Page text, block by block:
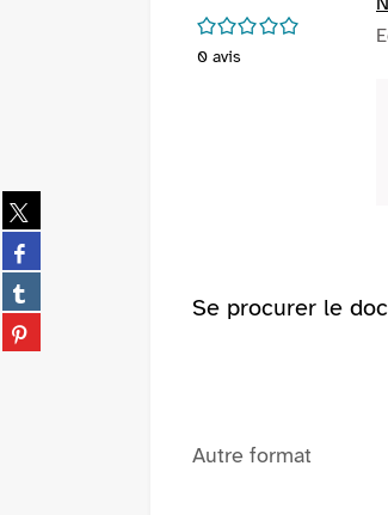
Partager
sur
twitter
(Nouvelle
fenêtre)
Partager
sur
facebook
(Nouvelle
fenêtre)
Partager
sur
tumblr
Partager
sur
/5
0 avis
Se procurer le
Autre format